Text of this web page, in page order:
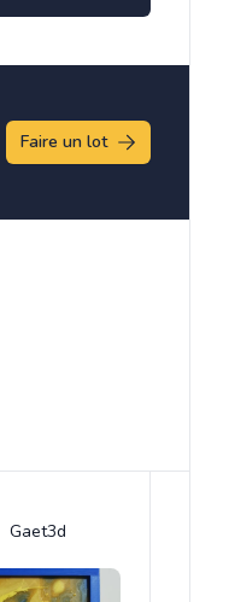
Faire un lot
Gaet3d